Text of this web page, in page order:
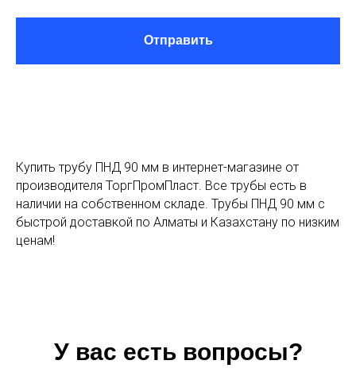
Отправить
Купить трубу ПНД 90 мм в интернет-магазине от
производителя ТоргПромПласт. Все трубы есть в
наличии на собственном складе. Трубы ПНД 90 мм с
быстрой доставкой по Алматы и Казахстану по низким
ценам!
У вас есть вопросы?